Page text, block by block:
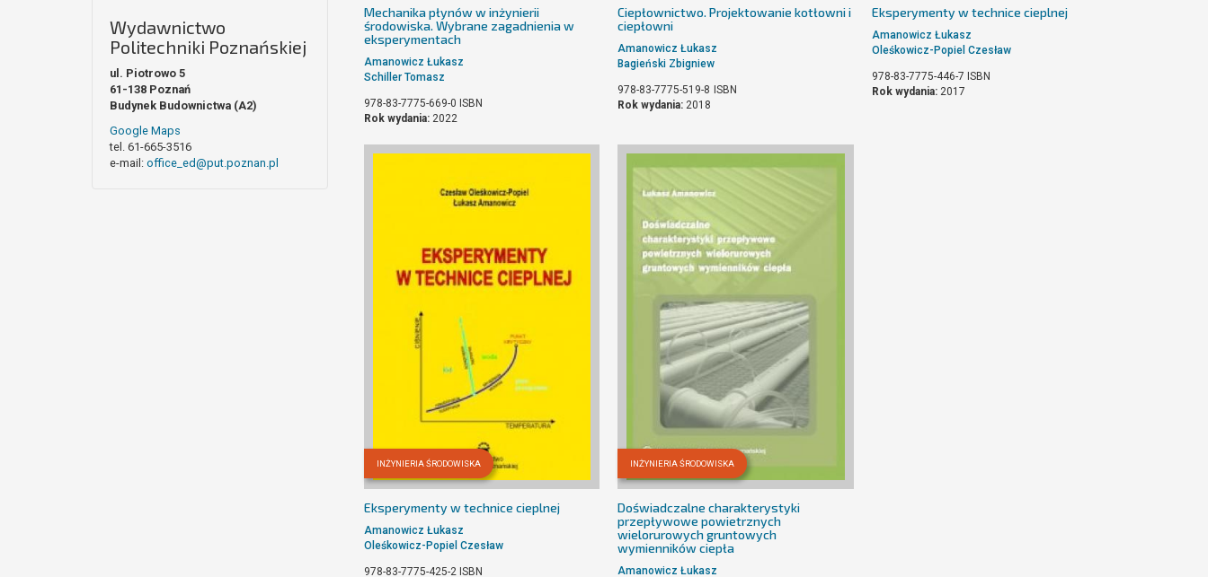
Wydawnictwo
Politechniki Poznańskiej
ul. Piotrowo 5
61-138 Poznań
Budynek Budownictwa (A2)
Google Maps
tel. 61-665-3516
e-mail: office_ed@put.poznan.pl
Mechanika płynów w inżynierii
środowiska. Wybrane zagadnienia w
eksperymentach
Amanowicz Łukasz
Schiller Tomasz
978-83-7775-669-0 ISBN
Rok wydania: 2022
Ciepłownictwo. Projektowanie kotłowni i
ciepłowni
Amanowicz Łukasz
Bagieński Zbigniew
978-83-7775-519-8 ISBN
Rok wydania: 2018
Eksperymenty w technice cieplnej
Amanowicz Łukasz
Oleśkowicz-Popiel Czesław
978-83-7775-446-7 ISBN
Rok wydania: 2017
INŻYNIERIA ŚRODOWISKA
Eksperymenty w technice cieplnej
Amanowicz Łukasz
Oleśkowicz-Popiel Czesław
978-83-7775-425-2 ISBN
INŻYNIERIA ŚRODOWISKA
Doświadczalne charakterystyki
przepływowe powietrznych
wielorurowych gruntowych
wymienników ciepła
Amanowicz Łukasz